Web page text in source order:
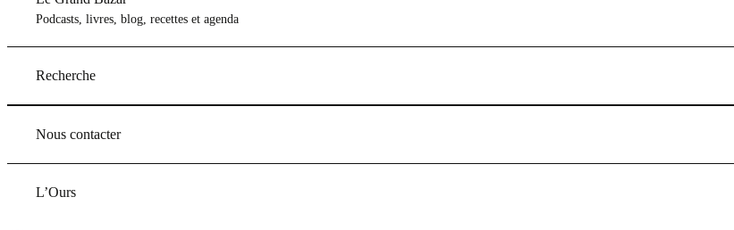
Podcasts, livres, blog, recettes et agenda
Recherche
Nous contacter
L’Ours